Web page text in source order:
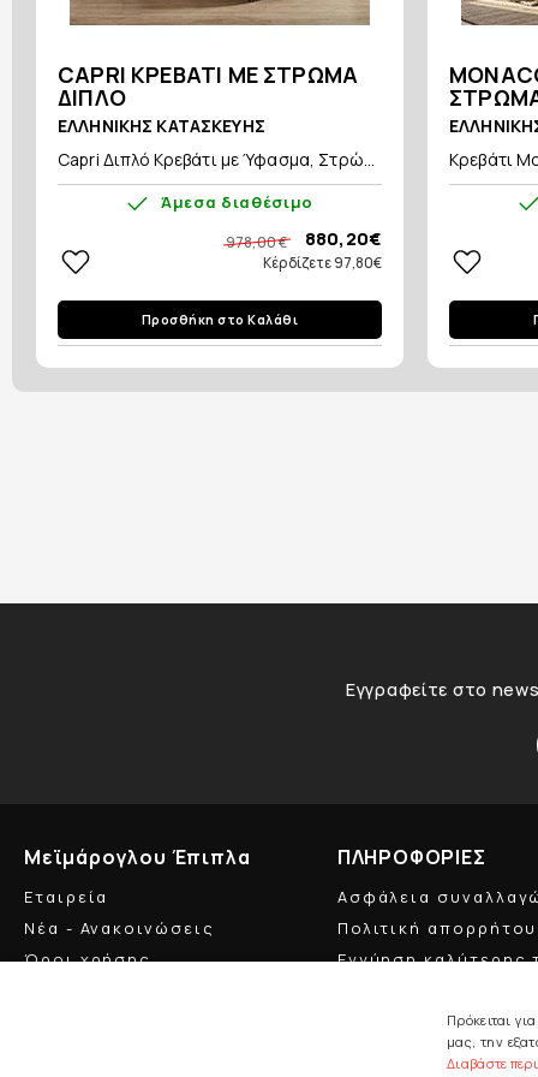
CAPRI ΚΡΕΒΑΤΙ ΜΕ ΣΤΡΩΜΑ
ΔΙΠΛΟ
ΕΛΛΗΝΙΚΗΣ ΚΑΤΑΣΚΕΥΗΣ
Capri Διπλό Κρεβάτι με Ύφασμα, Στρώ...
Άμεσα διαθέσιμο
978,00 € 880,20€
Κέρδίζετε 97,80€
Προσθήκη στο Καλάθι
Κρεβάτι
Εγγραφείτε στο
Μεϊμάρογλου Έπιπλα
Εταιρεία
Νέα - Ανακοινώσεις
Όροι χρήσης
ΠΛΗΡΟΦΟΡΙΕΣ
Ασφάλεια
Πολιτική απορρήτου
Εγγύηση καλύτερης
Πρόκειται
μας, την
Διαβάστε